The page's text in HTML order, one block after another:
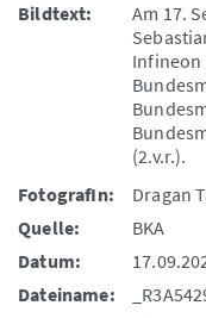
Bildtext:
Am 17.
Infineon
(2.v.r.).
FotografIn:
Dragan
Quelle:
BKA
Datum:
Dateiname: